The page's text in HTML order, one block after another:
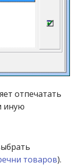
отпечатать
иную
товаров).